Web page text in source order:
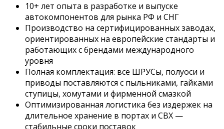
10+ лет опыта в разработке и выпуске
автокомпонентов для рынка РФ и СНГ
Производство на сертифицированных заводах,
ориентированных на европейские стандарты и
работающих с брендами международного
уровня
Полная комплектация: все ШРУСы, полуоси и
приводы поставляются с пыльниками, гайками
ступицы, хомутами и фирменной смазкой
Оптимизированная логистика без издержек на
длительное хранение в портах и СВХ —
стабильные сроки поставок